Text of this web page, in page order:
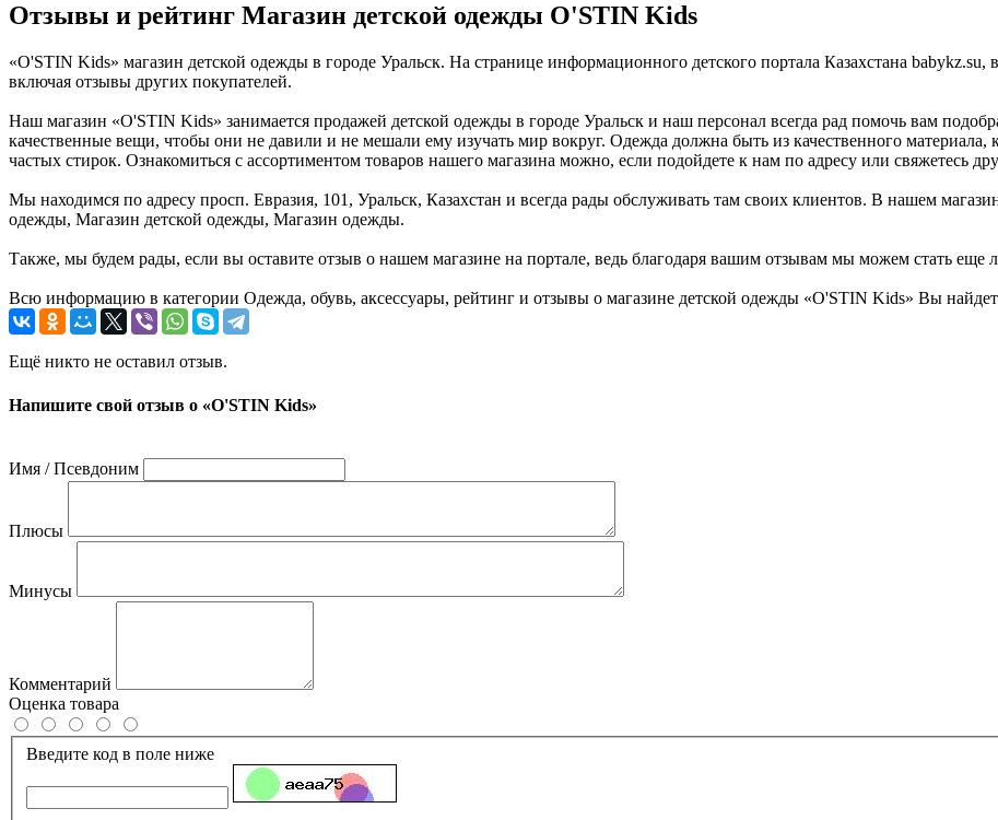
Отзывы и рейтинг Магазин детской одежды O'STIN Kids
«O'STIN Kids» магазин детской одежды в городе Уральск. На странице информационного детского портала Казахстана
включая отзывы других покупателей.
Наш магазин «O'STIN Kids» занимается продажей детской одежды в городе Уральск и наш персонал всегда рад помочь вам
качественные вещи, чтобы они не давили и не мешали ему изучать мир вокруг. Одежда должна быть из качественного материала,
частых стирок. Ознакомиться с ассортиментом товаров нашего магазина можно, если подойдете к нам по адресу или свяжетесь
Мы находимся по адресу просп. Евразия, 101, Уральск, Казахстан и всегда рады обслуживать там своих клиентов. В нашем
одежды, Магазин детской одежды, Магазин одежды.
Также, мы будем рады, если вы оставите отзыв о нашем магазине на портале, ведь благодаря вашим отзывам мы можем стать еще
Всю информацию в категории Одежда, обувь, аксессуары, рейтинг и отзывы о магазине детской одежды «O'STIN Kids» Вы
Ещё никто не оставил отзыв.
Напишите свой отзыв о «O'STIN Kids»
Имя / Псевдоним
Плюсы
Минусы
Комментарий
Оценка товара
Введите код в поле ниже